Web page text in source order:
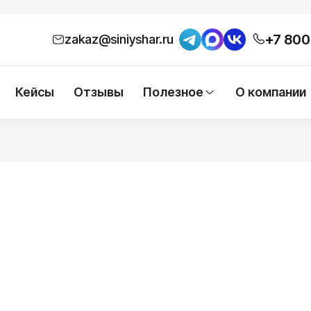
zakaz@siniyshar.ru +7
Кейсы Отзывы Полезное О компании